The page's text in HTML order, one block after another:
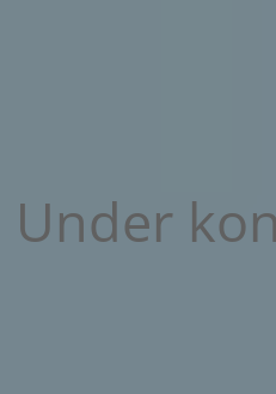
Under